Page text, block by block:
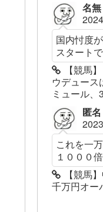
名無
国内忖度
スタート
【競馬
ウデュー
ミュール
匿名
これを一
１０００
【競馬
千万円オー